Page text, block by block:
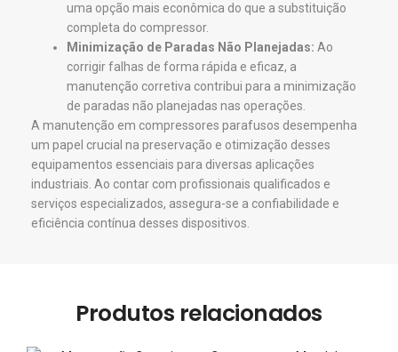
uma opção mais econômica do que a substituição
completa do compressor.
Minimização de Paradas Não Planejadas: Ao
corrigir falhas de forma rápida e eficaz, a
manutenção corretiva contribui para a minimização
de paradas não planejadas nas operações.
A manutenção em compressores parafusos desempenha
um papel crucial na preservação e otimização desses
equipamentos essenciais para diversas aplicações
industriais. Ao contar com profissionais qualificados e
serviços especializados, assegura-se a confiabilidade e
eficiência contínua desses dispositivos.
Produtos relacionados